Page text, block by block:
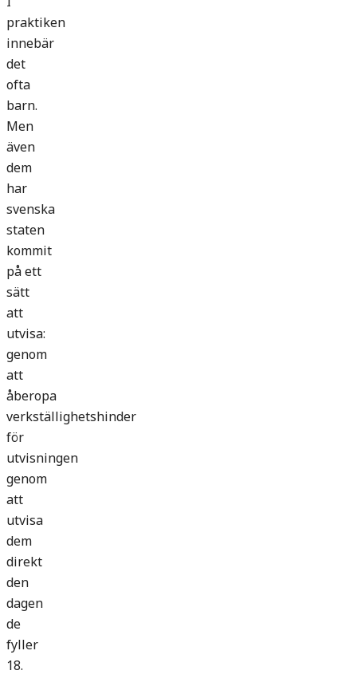
praktiken
innebär
det
ofta
barn.
Men
även
dem
har
svenska
staten
kommit
på ett
sätt
att
utvisa:
genom
att
åberopa
verkställighetshinder
för
utvisningen
genom
att
utvisa
dem
direkt
den
dagen
de
fyller
18.